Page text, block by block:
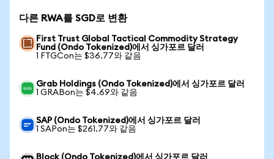
다른 RWA를 SGD로 변환
First Trust Global Tactical Commodity Strategy
Fund (Ondo Tokenized)에서 싱가포르 달러
1 FTGCon는 $36.77와 같음
Grab Holdings (Ondo Tokenized)에서 싱가포르 달러
1 GRABon는 $4.69와 같음
SAP (Ondo Tokenized)에서 싱가포르 달러
1 SAPon는 $261.77와 같음
Block (Ondo Tokenized)에서 싱가포르 달러